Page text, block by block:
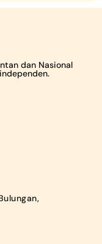
dan Nasional